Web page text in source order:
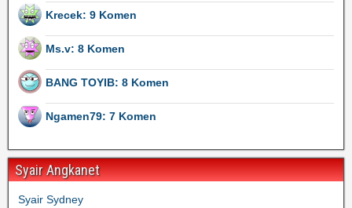
Krecek: 9 Komen
Ms.v: 8 Komen
BANG TOYIB: 8 Komen
Ngamen79: 7 Komen
Syair Angkanet
Syair Sydney